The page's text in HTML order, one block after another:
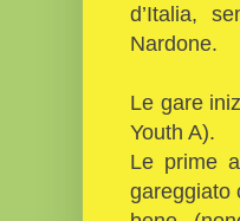
d’Italia,
Nardone.
Le gare
Youth A).
Le prime
gareggiato